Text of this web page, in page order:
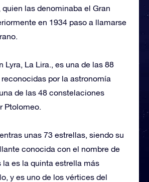
las denominaba el Gran
en 1934 paso a llamarse
Lyra, La Lira., es una de las 88
por la astronomía
de las 48 constelaciones
Ptolomeo.
unas 73 estrellas, siendo su
conocida con el nombre de
la es la quinta estrella más
y es uno de los vértices del